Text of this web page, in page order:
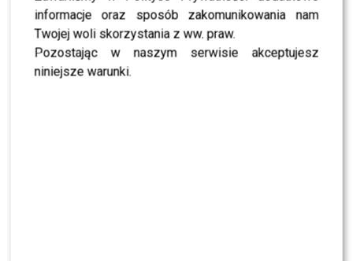
informacje oraz sposób zakomunikowania nam
Twojej woli skorzystania z ww. praw.
Pozostając w naszym serwisie akceptujesz
niniejsze warunki.
Wbrew pozorom telewizja to dlaKrzysztofa Mirucia
nie tylko przygoda, ale też realna, czasochłonna praca,